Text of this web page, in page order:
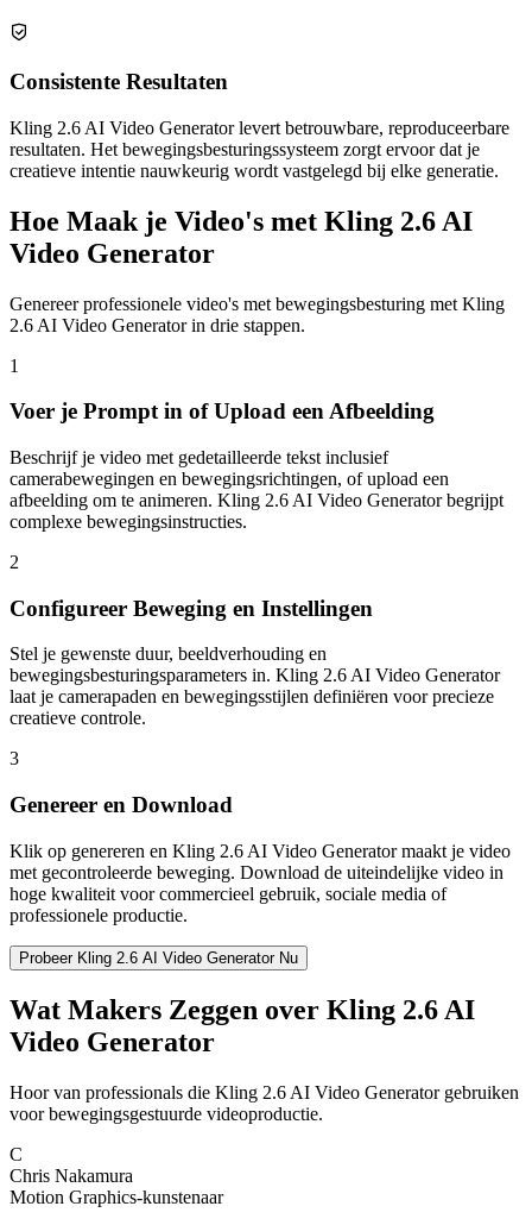
Consistente Resultaten
Kling 2.6 AI Video Generator levert betrouwbare, reproduceerbare
resultaten. Het bewegingsbesturingssysteem zorgt ervoor dat je
creatieve intentie nauwkeurig wordt vastgelegd bij elke generatie.
Hoe Maak je Video's met Kling 2.6 AI
Video Generator
Genereer professionele video's met bewegingsbesturing met Kling
2.6 AI Video Generator in drie stappen.
1
Voer je Prompt in of Upload een Afbeelding
Beschrijf je video met gedetailleerde tekst inclusief
camerabewegingen en bewegingsrichtingen, of upload een
afbeelding om te animeren. Kling 2.6 AI Video Generator begrijpt
complexe bewegingsinstructies.
2
Configureer Beweging en Instellingen
Stel je gewenste duur, beeldverhouding en
bewegingsbesturingsparameters in. Kling 2.6 AI Video Generator
laat je camerapaden en bewegingsstijlen definiëren voor precieze
creatieve controle.
3
Genereer en Download
Klik op genereren en Kling 2.6 AI Video Generator maakt je video
met gecontroleerde beweging. Download de uiteindelijke video in
hoge kwaliteit voor commercieel gebruik, sociale media of
professionele productie.
Probeer Kling 2.6 AI Video Generator Nu
Wat Makers Zeggen over Kling 2.6 AI
Video Generator
Hoor van professionals die Kling 2.6 AI Video Generator gebruiken
voor bewegingsgestuurde videoproductie.
C
Chris Nakamura
Motion Graphics-kunstenaar